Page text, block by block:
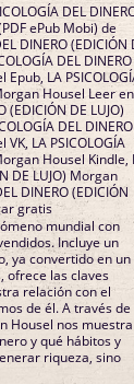
DEL
ePub Mobi) de
DINERO (EDICIÓN
DEL DINERO
Epub, LA
Housel Leer en
(EDICIÓN DE LUJO)
DEL DINERO
LA PSICOLOGÍA
Housel Kindle,
DE LUJO) Morgan
DINERO (EDICIÓN
gratis
mundial con
Incluye un
ya convertido en un
ofrece las claves
relación con el
de él. A través de
Housel nos muestra
y qué hábitos y
riqueza, sino